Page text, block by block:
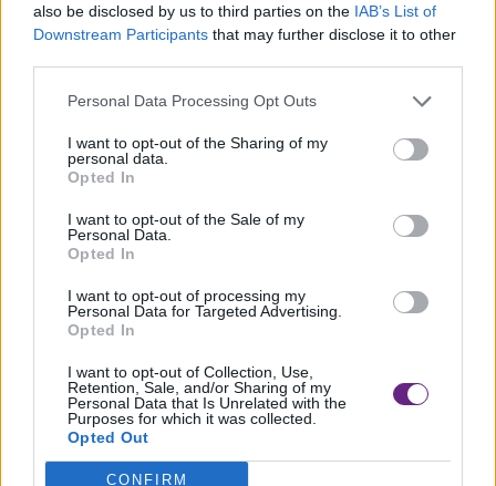
also be disclosed by us to third parties on the IAB’s List of
Downstream Participants that may further disclose it to other
Personal Data Processing Opt Outs
I want to opt-out of the Sharing of my
personal data.
Opted In
I want to opt-out of the Sale of my
Personal Data.
Opted In
I want to opt-out of processing my
Personal Data for Targeted Advertising.
Opted In
I want to opt-out of Collection, Use,
Retention, Sale, and/or Sharing of my
Personal Data that Is Unrelated with the
Purposes for which it was collected.
Opted Out
CONFIRM
informazioni statistiche raccolte e quei dati aggregati e
anonimizzati saranno condivisi in automatico con altri
“Marel” dedicato alla malattie e ai rischi emergenti sul
lavoro: tutte informazioni utili per meglio conoscere e
prevenire i fenomeni, ma anche per promuovere una rete
nazionale della medicina del lavoro. Con la cartella
sanitaria informatizzata la Regione Toscana ha
di cui è capofila la Lombardia e già sono arrivate richieste